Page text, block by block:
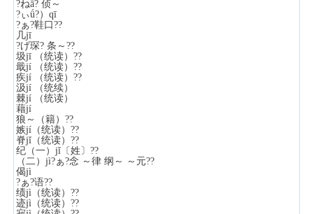
?ねā? 侦～
?ぃǘ?）qī
?ぁ?鞋口??
几jī
?げ琛? 条～??
圾jī （统读）??
戢jí （统读）??
疾jí （统读）??
汲jí （统续）
棘jí （统读）
藉jí
狼～（籍）??
嫉jí（统读）??
脊jǐ（统读）??
纪（一）jǐ〔姓〕??
（二）jì?ぁ?念 ～律 纲～ ～元??
偈jì
?ぁ?语??
绩jì（统读）??
迹jì（统读）??